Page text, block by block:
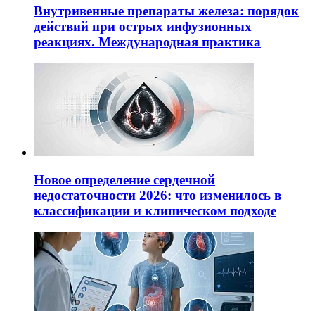
Внутривенные препараты железа: порядок
действий при острых инфузионных
реакциях. Международная практика
Новое определение сердечной
недостаточности 2026: что изменилось в
классификации и клиническом подходе